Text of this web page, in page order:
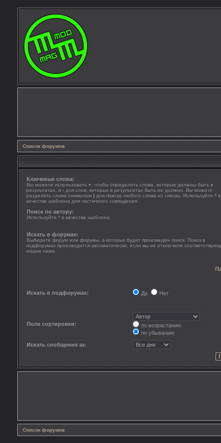
Список форумов
Ключевые слова:
Вы можете использовать + , чтобы определить слова, которые должны быть в
результатах, и - для слов, которых в результатах быть не должно. Вы можете
разделить слова символом | для поиска любого слова из списка. Используйте * в
качестве шаблона для частичного совпадения.
Поиск по автору:
Используйте * в качестве шаблона.
Искать в форумах:
Выберите форум или форумы, в которых будет произведён поиск. Поиск в
подфорумах производится автоматически, если вы не отключили
опцию ниже.
Искать в подфорумах: Да Нет
Поле сортировки:
по возрастанию
по убыванию
Искать сообщения за:
Список форумов